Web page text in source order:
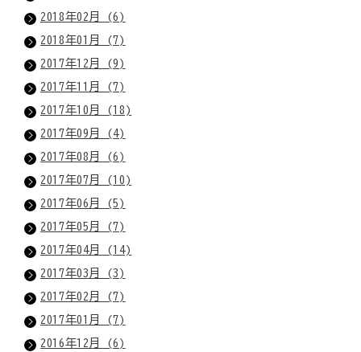
2018年02月 (6)
2018年01月 (7)
2017年12月 (9)
2017年11月 (7)
2017年10月 (18)
2017年09月 (4)
2017年08月 (6)
2017年07月 (10)
2017年06月 (5)
2017年05月 (7)
2017年04月 (14)
2017年03月 (3)
2017年02月 (7)
2017年01月 (7)
2016年12月 (6)